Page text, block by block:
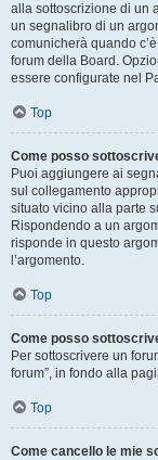
alla sottoscrizione di un
un segnalibro di un
comunicherà quando
forum della Board.
essere configurate nel
Top
Come posso
Puoi aggiungere ai
sul collegamento
situato vicino alla parte
Rispondendo a un
risponde in questo
l’argomento.
Top
Come posso
Per sottoscrivere un
forum”, in fondo alla
Top
Come cancello le mie